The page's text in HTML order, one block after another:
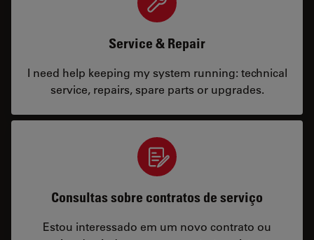
Service & Repair
I need help keeping my system running: technical
service, repairs, spare parts or upgrades.
Consultas sobre contratos de serviço
Estou interessado em um novo contrato ou